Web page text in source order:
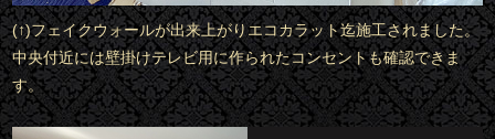
(↑)フェイクウォールが出来上がりエコカラット迄施工されました。
中央付近には壁掛けテレビ用に作られたコンセントも確認できま
す。